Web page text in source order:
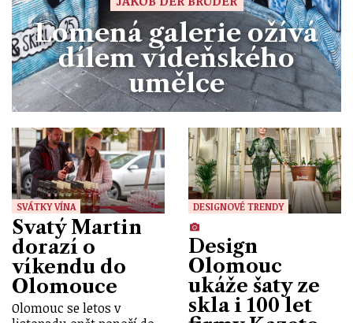
Lomená galerie ožívá
dílem vídeňského
umělce
SVÁTKY VÍNA
Svatý Martin
dorazí o
víkendu do
Olomouce
Olomouc se letos v
DESIGNOVÉ TRENDY
Design
Olomouc
ukáže šaty ze
skla i 100 let